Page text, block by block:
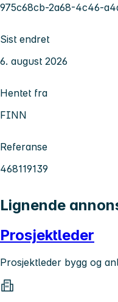
975c68cb-2a68-4c46-
Sist endret
6. august 2026
Hentet fra
FINN
Referanse
468119139
Lignende
Prosjektleder
Prosjektleder bygg og